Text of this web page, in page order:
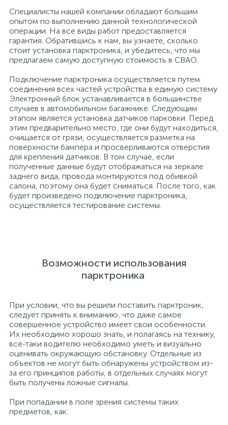
Специалисты нашей компании обладают большим
опытом по выполнению данной технологической
операции. На все виды работ предоставляется
гарантия. Обратившись к нам, вы узнаете, сколько
стоит установка парктроника, и убедитесь, что мы
предлагаем самую доступную стоимость в СВАО.
Подключение парктроника осуществляется путем
соединения всех частей устройства в единую систему.
Электронный блок устанавливается в большинстве
случаев в автомобильном багажнике. Следующим
этапом является установка датчиков парковки. Перед
этим предварительно место, где они будут находиться,
очищается от грязи, осуществляется разметка на
поверхности бампера и просверливаются отверстия
для крепления датчиков. В том случае, если
полученные данные будут отображаться на зеркале
заднего вида, провода монтируются под обивкой
салона, поэтому она будет сниматься. После того, как
будет произведено подключение парктроника,
осуществляется тестирование системы.
Возможности использования
парктроника
При условии, что вы решили поставить парктроник,
следует принять к вниманию, что даже самое
совершенное устройство имеет свои особенности.
Их необходимо хорошо знать, и полагаясь на технику,
все-таки водителю необходимо уметь и визуально
оценивать окружающую обстановку. Отдельные из
объектов не могут быть обнаружены устройством из-
за его принципов работы, в отдельных случаях могут
быть получены ложные сигналы.
При попадании в поле зрения системы таких
предметов, как: